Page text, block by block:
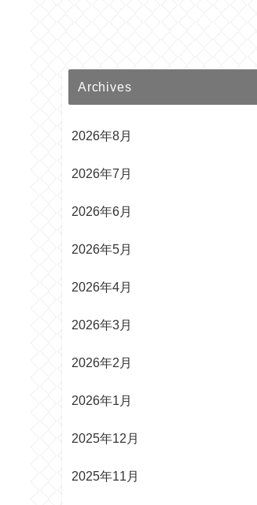
Archives
2026年8月
2026年7月
2026年6月
2026年5月
2026年4月
2026年3月
2026年2月
2026年1月
2025年12月
2025年11月